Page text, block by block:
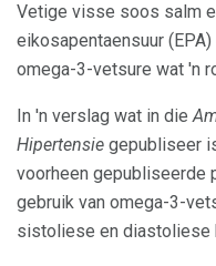
Vetige visse soos salm
eikosapentaensuur
omega-3-vetsure wat 'n
In 'n verslag wat in die
Hipertensie gepubliseer
voorheen gepubliseerde
gebruik van omega-3-
sistoliese en diastoliese